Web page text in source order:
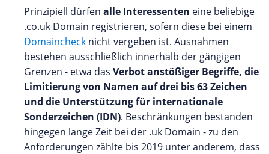
Prinzipiell dürfen alle Interessenten eine beliebige
.co.uk Domain registrieren, sofern diese bei einem
Domaincheck nicht vergeben ist. Ausnahmen
bestehen ausschließlich innerhalb der gängigen
Grenzen - etwa das Verbot anstößiger Begriffe, die
Limitierung von Namen auf drei bis 63 Zeichen
und die Unterstützung für internationale
Sonderzeichen (IDN). Beschränkungen bestanden
hingegen lange Zeit bei der .uk Domain - zu den
Anforderungen zählte bis 2019 unter anderem, dass